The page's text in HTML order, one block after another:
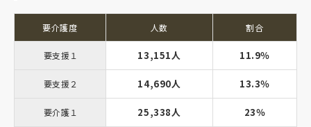
要介護度 人数 割合
要支援１ 13,151人 11.9％
要支援２ 14,690人 13.3％
要介護１ 25,338人 23％